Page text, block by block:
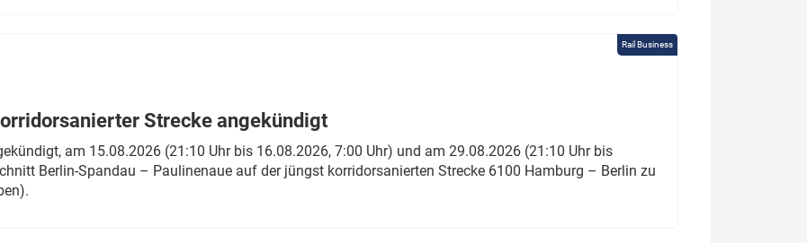
Rail Business
Strecke angekündigt
am 15.08.2026 (21:10 Uhr bis 16.08.2026, 7:00 Uhr) und am 29.08.2026 (21:10 Uhr bis
Berlin-Spandau – Paulinenaue auf der jüngst korridorsanierten Strecke 6100 Hamburg – Berlin zu